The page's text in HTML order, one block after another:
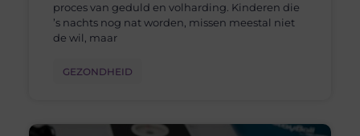
proces van geduld en volharding. Kinderen die
’s nachts nog nat worden, missen meestal niet
de wil, maar
GEZONDHEID